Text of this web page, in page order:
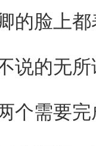
脸上都
的无所
需要完